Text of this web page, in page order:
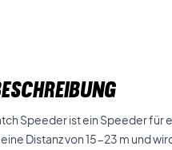
Speeder ist ein Speeder für
Distanz von 15-23 m und